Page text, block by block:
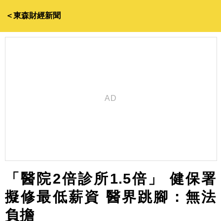
＜東森財經新聞
「醫院2倍診所1.5倍」 健保署
擬修最低薪資 醫界跳腳：無法
負擔